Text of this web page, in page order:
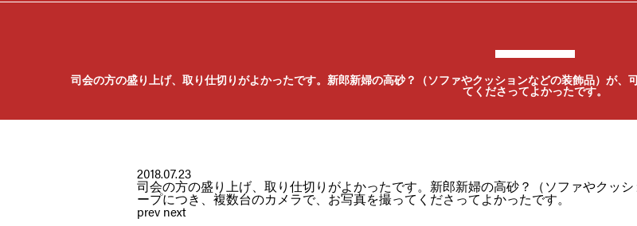
司会の方の盛り上げ、取り仕切りがよかったです。新郎新婦の高砂？（ソファやクッションなどの装飾品）が
てくださってよかったです。
2018.07.23
司会の方の盛り上げ、取り仕切りがよかったです。新郎新婦の高砂？（ソファやクッ
ープにつき、複数台のカメラで、お写真を撮ってくださってよかったです。
prev next